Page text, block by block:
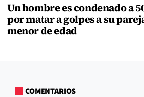
Un hombre es condenado a
por matar a golpes a su
menor de edad
COMENTARIOS